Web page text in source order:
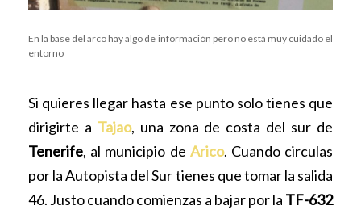
En la base del arco hay algo de información pero no está muy cuidado el
entorno
Si quieres llegar hasta ese punto solo tienes que
dirigirte a Tajao, una zona de costa del sur de
Tenerife, al municipio de Arico. Cuando circulas
por la Autopista del Sur tienes que tomar la salida
46. Justo cuando comienzas a bajar por la TF-632